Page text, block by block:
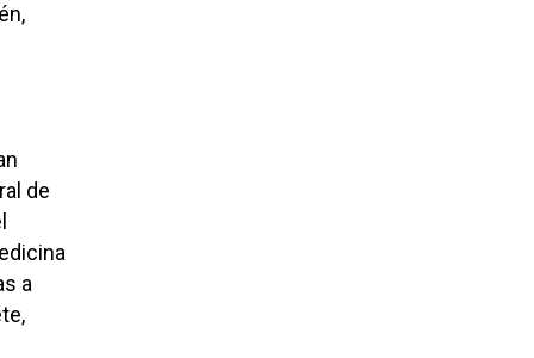
de
a